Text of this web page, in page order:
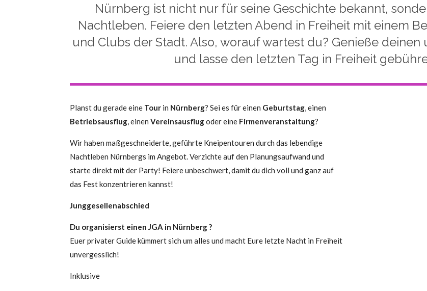
Nürnberg ist nicht nur für seine Geschichte bekannt,
Nachtleben. Feiere den letzten Abend in Freiheit mit einem
und Clubs der Stadt. Also, worauf wartest du? Genieße
und lasse den letzten Tag in Freiheit
Planst du gerade eine Tour in Nürnberg? Sei es für einen Geburtstag, einen
Betriebsausflug, einen Vereinsausflugoder eine Firmenveranstaltung?
Wir haben maßgeschneiderte, geführte Kneipentouren durch das lebendige
Nachtleben Nürnbergs im Angebot. Verzichte auf den Planungsaufwand und
starte direkt mit der Party! Feiere unbeschwert, damit du dich voll und ganz auf
das Fest konzentrieren kannst!
Junggesellenabschied
Du organisierst einen JGA in Nürnberg ?
Euer privater Guide kümmert sich um alles und macht Eure letzte Nacht in Freiheit
unvergesslich!
Inklusive